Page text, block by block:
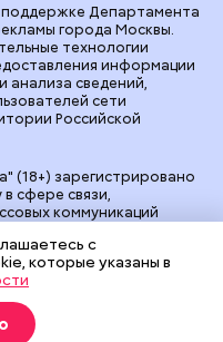
(18+) зарегистрировано
сфере связи,
коммуникаций
"Редакция газеты
vm.ru: Александр
127015, г.Москва,
+7(499)557-04-24
с редакцией сайта:
Департамента
города Москвы.
технологии
информации
анализа сведений,
сети
Российской
с
которые указаны в